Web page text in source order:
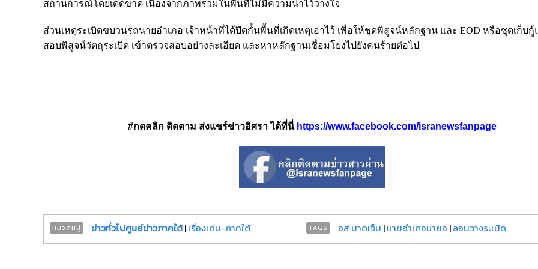
สถานการณ์โดยเด็ดขาด เนื่องจากภาพรวมในพื้นที่ไม่มีความน่าไว้วางใจ
ส่วนเหตุระเบิดขบวนรถนายอำเภอ เจ้าหน้าที่ได้ปิดกั้นพื้นที่เกิดเหตุเอาไว้ เพื่อให้ชุดพิสูจน์หลักฐาน และ EOD หรือชุดเก็บกู้
สอบพิสูจน์วัตถุระเบิด เข้าตรวจสอบอย่างละเอียด และหาหลักฐานเชื่อมโยงไปยังคนร้ายต่อไป
#กดคลิก ติดตาม ส่งแชร์ข่าวอิศรา ได้ที่นี่ https://www.facebook.com/isranewsfanpage
หมวดหมู่ ข่าวทั่วไปศูนย์ข่าวภาคใต้|เรื่องเด่น-ภาคใต้ TAGS อส.บาดเจ็บ |นายอำเภอมายอ |ลอบวางระเบิด